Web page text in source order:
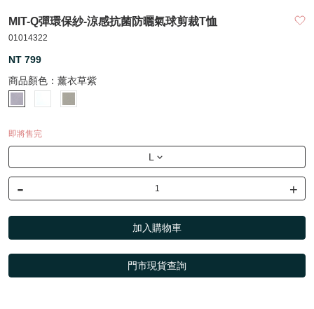
MIT-Q彈環保紗-涼感抗菌防曬氣球剪裁T恤
01014322
NT 799
商品顏色： 薰衣草紫
即將售完
L
- +
加入購物車
門市現貨查詢